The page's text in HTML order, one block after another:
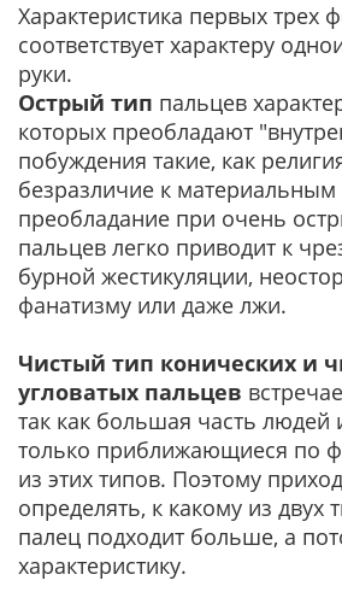
Характеристика первых трех
соответствует характеру
руки.
Острый тип пальцев
которых преобладают
побуждения такие, как
безразличие к материальным
преобладание при очень
пальцев легко приводит к
бурной жестикуляции,
фанатизму или даже лжи.
Чистый тип конических и
угловатых пальцев
так как большая часть людей
только приближающиеся по
из этих типов. Поэтому
определять, к какому из двух
палец подходит больше, а
характеристику.